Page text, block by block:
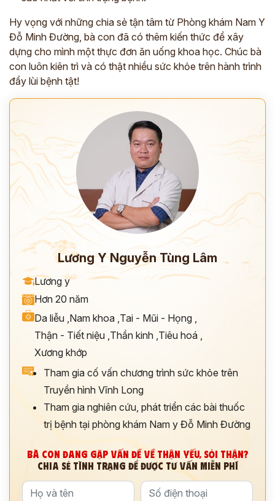
Hy vọng với những chia sẻ tận tâm từ Phòng khám Nam Y
Đỗ Minh Đường, bà con đã có thêm kiến thức để xây
dựng cho mình một thực đơn ăn uống khoa học. Chúc bà
con luôn kiên trì và có thật nhiều sức khỏe trên hành trình
đẩy lùi bệnh tật!
Lương Y Nguyễn Tùng Lâm
Lương y
Hơn 20 năm
Da liễu ,Nam khoa ,Tai - Mũi - Họng ,
Thận - Tiết niệu ,Thần kinh ,Tiêu hoá ,
Xương khớp
Tham gia cố vấn chương trình sức khỏe trên
Truyền hình Vĩnh Long
Tham gia nghiên cứu, phát triển các bài thuốc
trị bệnh tại phòng khám Nam y Đỗ Minh Đường
BÀ CON ĐANG GẶP VẤN ĐỀ VỀ THẬN YẾU, SỎI THẬN?
CHIA SẺ TÌNH TRẠNG ĐỂ ĐƯỢC TƯ VẤN MIỄN PHÍ
*
ĐĂNG KÝ TƯ VẤN »
Thông tin của bạn được bảo mật và chỉ sử dụng cho mục đích tư vấn.